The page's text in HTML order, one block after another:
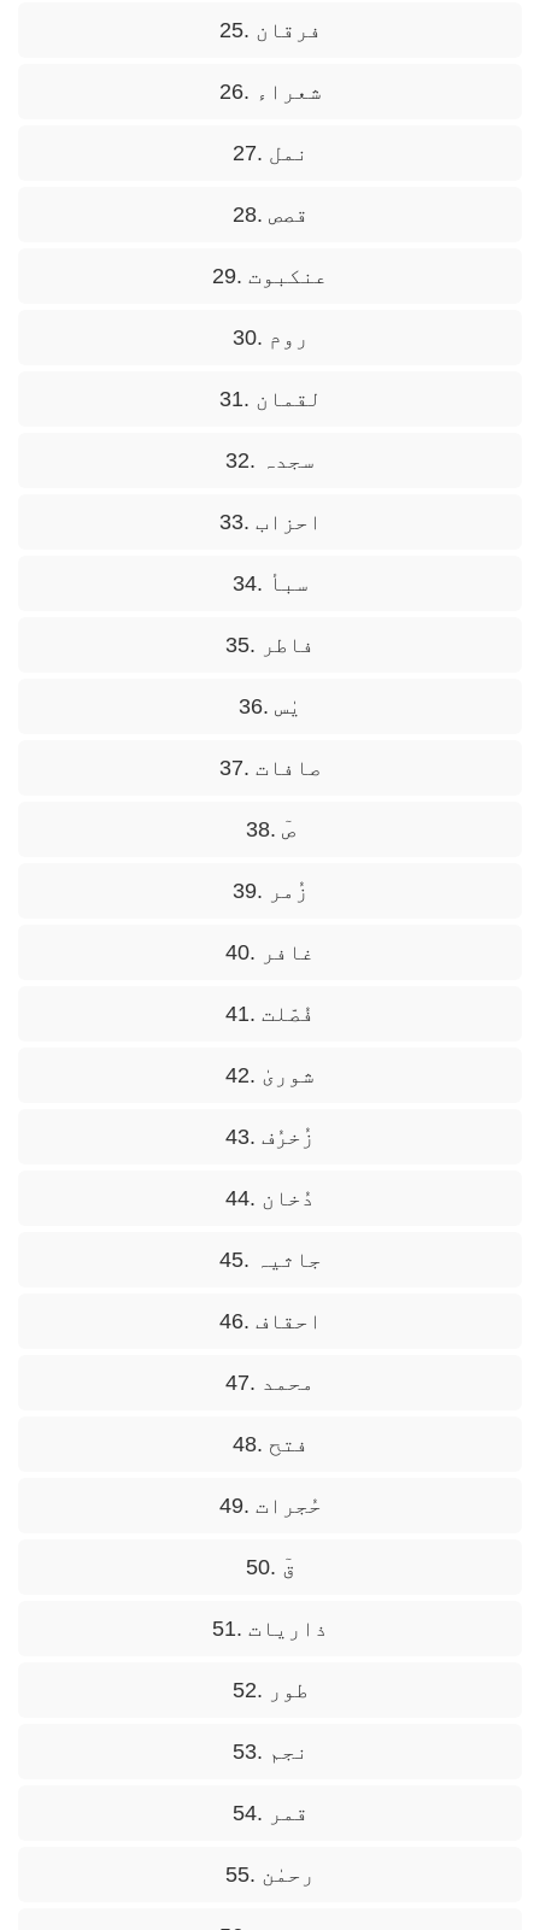
25. فرقان
26. شعراء
27. نمل
28. قصص
29. عنکبوت
30. روم
31. لقمان
32. سجدہ
33. احزاب
34. سبأ
35. فاطر
36. یٰس
37. صافات
38. صٓ
39. زُمر
40. غافر
41. فُصّلت
42. شوریٰ
43. زُخرُف
44. دُخان
45. جاثیہ
46. احقاف
47. محمد
48. فتح
49. حُجرات
50. قٓ
51. ذاریات
52. طور
53. نجم
54. قمر
55. رحمٰن